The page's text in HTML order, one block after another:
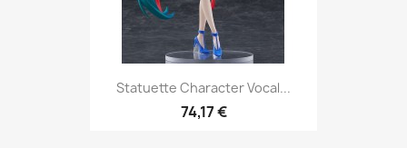
Statuette Character Vocal...
74,17 €